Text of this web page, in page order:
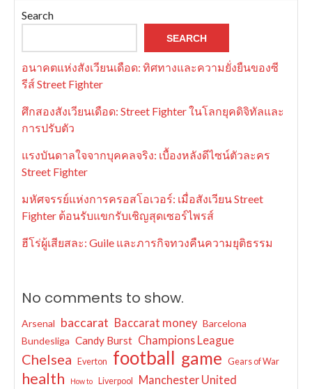
Search
SEARCH
อนาคตแห่งสังเวียนเดือด: ทิศทางและความยั่งยืนของซี
รีส์ Street Fighter
ศึกสองสังเวียนเดือด: Street Fighter ในโลกยุคดิจิทัลและ
การปรับตัว
แรงบันดาลใจจากบุคคลจริง: เบื้องหลังดีไซน์ตัวละคร
Street Fighter
มหัศจรรย์แห่งการครอสโอเวอร์: เมื่อสังเวียน Street
Fighter ต้อนรับแขกรับเชิญสุดเซอร์ไพรส์
ฮีโร่ผู้เสียสละ: Guile และภารกิจทวงคืนความยุติธรรม
No comments to show.
Arsenal baccarat Baccarat money Barcelona
Bundesliga Candy Burst Champions League
Chelsea Everton football game Gears of War
health How to Liverpool Manchester United